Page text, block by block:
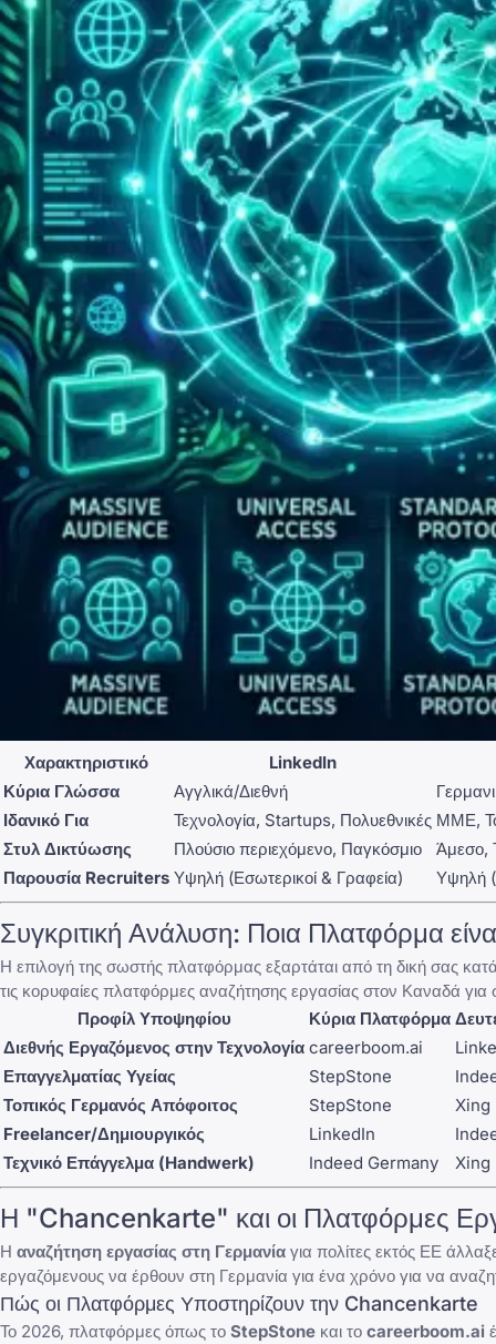
Χαρακτηριστικό
LinkedIn
Κύρια Γλώσσα
Αγγλικά/Διεθνή
Ιδανικό Για
Τεχνολογία, Startups, Πολυεθνικές ΜΜΕ,
Στυλ Δικτύωσης
Πλούσιο περιεχόμενο, Παγκόσμιο
Άμεσο,
Παρουσία Recruiters Υψηλή (Εσωτερικοί & Γραφεία) Υψηλή
Συγκριτική Ανάλυση: Ποια Πλατφόρμα
Η επιλογή της σωστής πλατφόρμας εξαρτάται από τη δική σας
τις κορυφαίες πλατφόρμες αναζήτησης εργασίας στον Καναδά για
Προφίλ Υποψηφίου
Κύρια Πλατφόρμα
Διεθνής Εργαζόμενος στην Τεχνολογία careerboom.ai
Επαγγελματίας Υγείας
StepStone
Τοπικός Γερμανός Απόφοιτος
StepStone
Xing
Freelancer/Δημιουργικός
LinkedIn
Τεχνικό Επάγγελμα (Handwerk)
Indeed Germany Xing
Η "Chancenkarte" και οι Πλατφόρμες
Η αναζήτηση εργασίας στη Γερμανία για πολίτες εκτός ΕΕ
εργαζόμενους να έρθουν στη Γερμανία για ένα χρόνο για να
Πώς οι Πλατφόρμες Υποστηρίζουν την Chancenkarte
Το 2026, πλατφόρμες όπως το StepStone και το careerboom.ai